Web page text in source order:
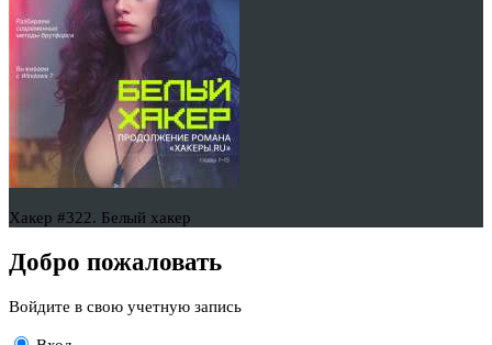
Хакер #322. Белый хакер
Добро пожаловать
Войдите в свою учетную запись